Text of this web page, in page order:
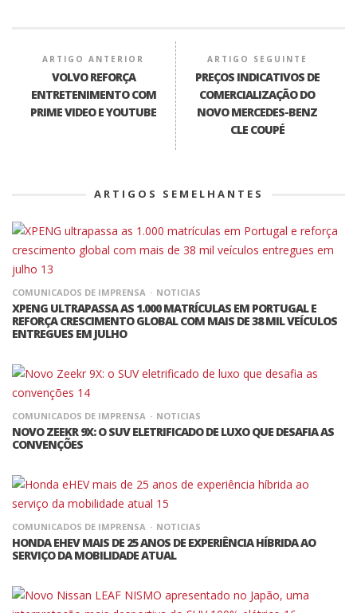
ARTIGO ANTERIOR
VOLVO REFORÇA
ENTRETENIMENTO COM
PRIME VIDEO E YOUTUBE
ARTIGO SEGUINTE
PREÇOS INDICATIVOS DE
COMERCIALIZAÇÃO DO
NOVO MERCEDES-BENZ
CLE COUPÉ
ARTIGOS SEMELHANTES
COMUNICADOS DE IMPRENSA NOTICIAS
XPENG ULTRAPASSA AS 1.000 MATRÍCULAS EM PORTUGAL E
REFORÇA CRESCIMENTO GLOBAL COM MAIS DE 38 MIL VEÍCULOS
ENTREGUES EM JULHO
COMUNICADOS DE IMPRENSA NOTICIAS
NOVO ZEEKR 9X: O SUV ELETRIFICADO DE LUXO QUE DESAFIA AS
CONVENÇÕES
COMUNICADOS DE IMPRENSA NOTICIAS
HONDA EHEV MAIS DE 25 ANOS DE EXPERIÊNCIA HÍBRIDA AO
SERVIÇO DA MOBILIDADE ATUAL